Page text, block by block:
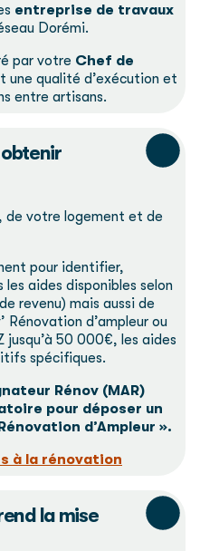
entreprise de travaux
Dorémi.
par votre Chef de
une qualité d’exécution et
entre artisans.
de votre logement et de
pour identifier,
aides disponibles selon
revenu) mais aussi de
d’ampleur ou
jusqu’à 50 000€, les aides
spécifiques.
Rénov (MAR)
pour déposer un
d’Ampleur ».
à la rénovation
la mise